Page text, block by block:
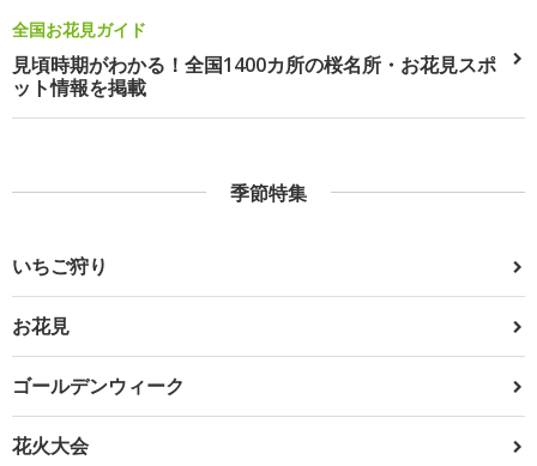
全国お花見ガイド
見頃時期がわかる！全国1400カ所の桜名所・お花見スポ
ット情報を掲載
季節特集
いちご狩り
お花見
ゴールデンウィーク
花火大会